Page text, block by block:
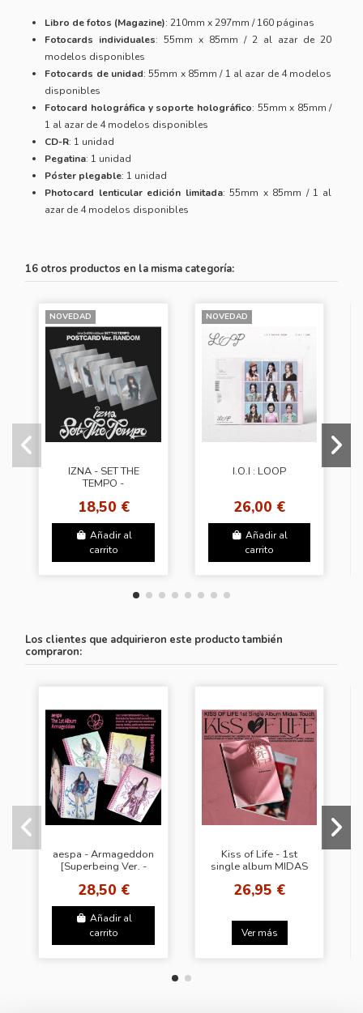
Libro de fotos (Magazine): 210mm x 297mm / 160 páginas
Fotocards individuales: 55mm x 85mm / 2 al azar de 20
modelos disponibles
Fotocards de unidad: 55mm x 85mm / 1 al azar de 4 modelos
disponibles
Fotocard holográfica y soporte holográfico: 55mm x 85mm /
1 al azar de 4 modelos disponibles
CD-R: 1 unidad
Pegatina: 1 unidad
Póster plegable: 1 unidad
Photocard lenticular edición limitada: 55mm x 85mm / 1 al
azar de 4 modelos disponibles
16 otros productos en la misma categoría:
NOVEDAD
IZNA - SET THE
TEMPO -
(6Types Random)
18,50 €
Añadir al
carrito
NOVEDAD
I.O.I : LOOP
26,00 €
Añadir al
carrito
Los clientes que adquirieron este producto también
compraron:
aespa - Armageddon
[Superbeing Ver. -
28,50 €
Añadir al
carrito
Kiss of Life - 1st
single album MIDAS
Ver)
26,95 €
Ver más